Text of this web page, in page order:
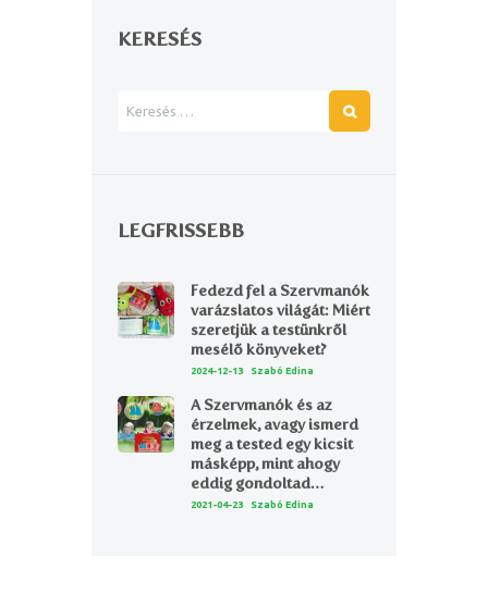
KERESÉS
LEGFRISSEBB
Fedezd fel a Szervmanók
varázslatos világát: Miért
szeretjük a testünkről
mesélő könyveket?
2024-12-13 Szabó Edina
A Szervmanók és az
érzelmek, avagy ismerd
meg a tested egy kicsit
másképp, mint ahogy
eddig gondoltad…
2021-04-23 Szabó Edina